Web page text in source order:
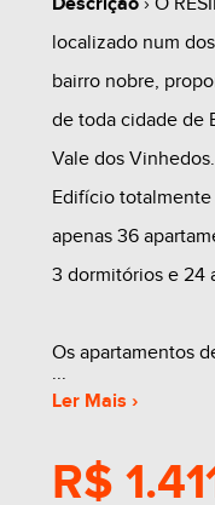
localizado num
bairro nobre,
de toda cidade de
Vale dos Vinhedos.
Edifício
apenas 36
3 dormitórios e 24
Os apartamentos
por sala de estar/
dormitórios, sendo
Ler Mais ›
R$